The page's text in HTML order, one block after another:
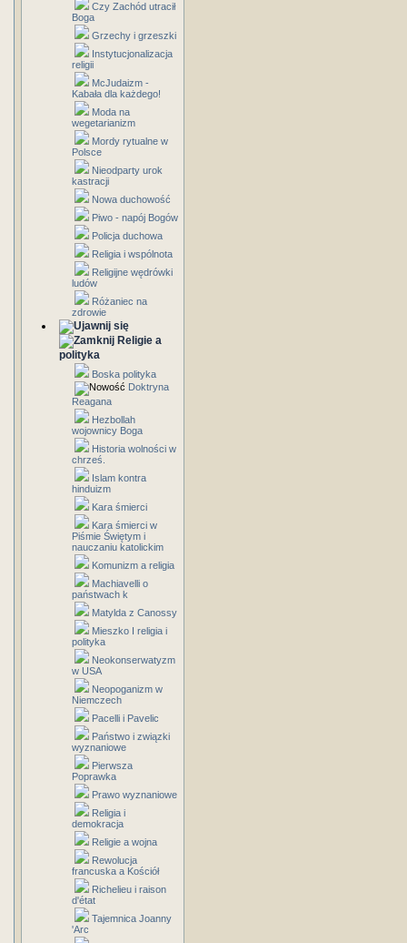
Czy Zachód utracił
Boga
Grzechy i grzeszki
Instytucjonalizacja
religii
McJudaizm -
Kabała dla każdego!
Moda na
wegetarianizm
Mordy rytualne w
Polsce
Nieodparty urok
kastracji
Nowa duchowość
Piwo - napój Bogów
Policja duchowa
Religia i wspólnota
Religijne wędrówki
ludów
Różaniec na
zdrowie
Religie a
polityka
Boska polityka
Doktryna
Reagana
Hezbollah
wojownicy Boga
Historia wolności w
chrześ.
Islam kontra
hinduizm
Kara śmierci
Kara śmierci w
Piśmie Świętym i
nauczaniu katolickim
Komunizm a religia
Machiavelli o
państwach k
Matylda z Canossy
Mieszko I religia i
polityka
Neokonserwatyzm
w USA
Neopoganizm w
Niemczech
Pacelli i Pavelic
Państwo i związki
wyznaniowe
Pierwsza
Poprawka
Prawo wyznaniowe
Religia i
demokracja
Religie a wojna
Rewolucja
francuska a Kościół
Richelieu i raison
d'état
Tajemnica Joanny
'Arc